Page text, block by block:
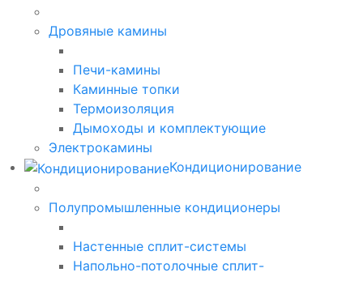
Дровяные камины
Печи-камины
Каминные топки
Термоизоляция
Дымоходы и комплектующие
Электрокамины
Кондиционирование
Полупромышленные кондиционеры
Настенные сплит-системы
Напольно-потолочные сплит-